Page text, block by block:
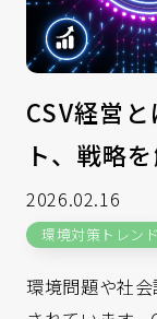
CSV経営
ト、戦略
2026.02.16
環境対策トレンド
環境問題や社